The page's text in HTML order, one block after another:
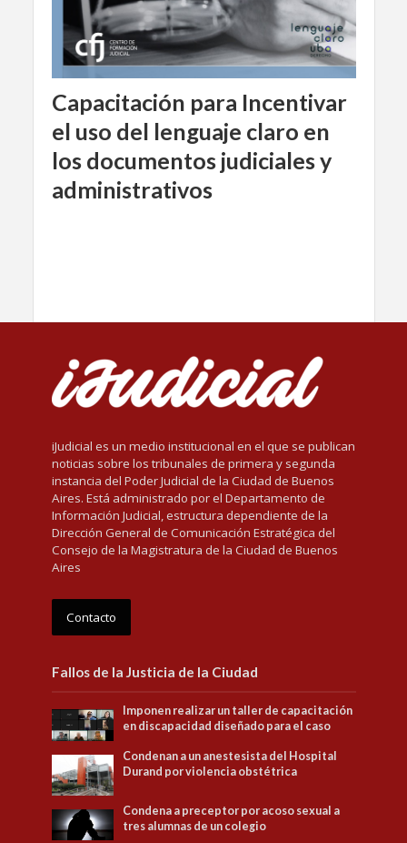
Capacitación para Incentivar
el uso del lenguaje claro en
los documentos judiciales y
administrativos
iJudicial es un medio institucional en el que se publican
noticias sobre los tribunales de primera y segunda
instancia del Poder Judicial de la Ciudad de Buenos
Aires. Está administrado por el Departamento de
Información Judicial, estructura dependiente de la
Dirección General de Comunicación Estratégica del
Consejo de la Magistratura de la Ciudad de Buenos
Aires
Contacto
Fallos de la Justicia de la Ciudad
Imponen realizar un taller de capacitación
en discapacidad diseñado para el caso
Condenan a un anestesista del Hospital
Durand por violencia obstétrica
Condena a preceptor por acoso sexual a
tres alumnas de un colegio